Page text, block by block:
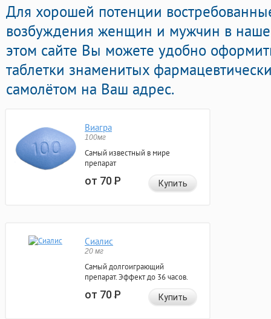
Для хорошей потенции
возбуждения женщин и мужчин в
этом сайте Вы можете удобно
таблетки знаменитых
самолётом на Ваш адрес.
Виагра
100мг
Самый известный в мире
препарат
от 70Р Купить
Сиалис
20 мг
Самый долгоиграющий
препарат. Эффект до 36 часов.
от 70Р Купить